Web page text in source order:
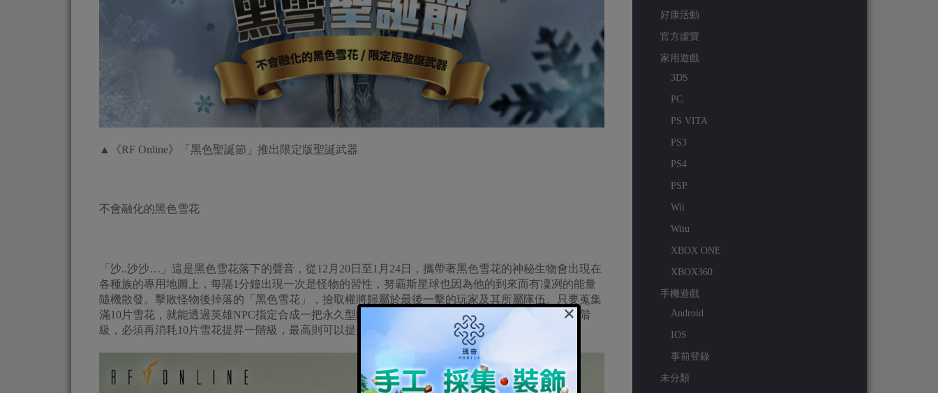
▲《RF Online》「黑色聖誕節」推出限定版聖誕武器
不會融化的黑色雪花
「沙..沙沙…」這是黑色雪花落下的聲音，從12月20日至1月24日，攜帶著黑色雪花的神秘生物會出現在
各種族的專用地圖上，每隔1分鐘出現一次是怪物的習性，努霸斯星球也因為他的到來而有凜冽的能量
隨機散發。擊敗怪物後掉落的「黑色雪花」，撿取權將歸屬於最後一擊的玩家及其所屬隊伍。只要蒐集
滿10片雪花，就能透過英雄NPC指定合成一把永久型的限定版聖誕武器；如果想要提升聖誕武器的階
級，必須再消耗10片雪花提昇一階級，最高則可以提升至八階。
好康活動
官方虛寶
家用遊戲
3DS
PC
PS VITA
PS3
PS4
PSP
Wii
Wiiu
XBOX ONE
XBOX360
手機遊戲
Android
IOS
事前登錄
未分類
×